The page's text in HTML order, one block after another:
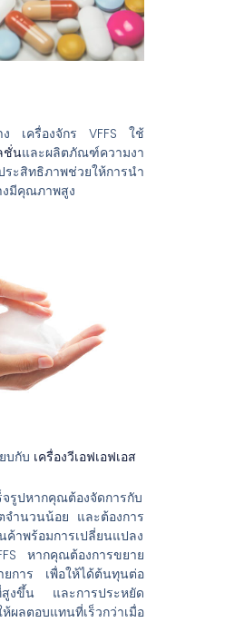
ง เครื่องจักร VFFS ใช้
ชั่นและผลิตภัณฑ์ความงา
สิทธิภาพช่วยให้การนำ
มีคุณภาพสูง
บกับ เครื่องวีเอฟเอฟเอส
จรูปหากคุณต้องจัดการกับ
ำนวนน้อย และต้องการ
าพร้อมการเปลี่ยนแปลง
หากคุณต้องการขยาย
การ เพื่อให้ได้ต้นทุนต่อ
งขึ้น และการประหยัด
ลตอบแทนที่เร็วกว่าเมื่อ